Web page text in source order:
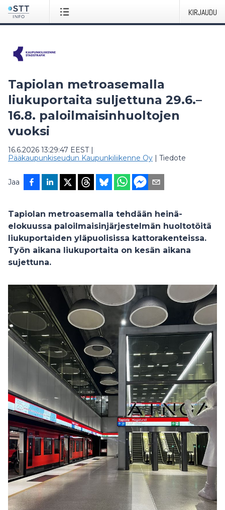
KIRJAUDU
Tapiolan metroasemalla
liukuportaita suljettuna 29.6.–
16.8. paloilmaisinhuoltojen
vuoksi
16.6.2026 13:29:47 EEST|
Pääkaupunkiseudun Kaupunkiliikenne Oy | Tiedote
Jaa
Tapiolan metroasemalla tehdään heinä-
elokuussa paloilmaisinjärjestelmän huoltotöitä
liukuportaiden yläpuolisissa kattorakenteissa.
Työn aikana liukuportaita on kesän aikana
sujettuna.